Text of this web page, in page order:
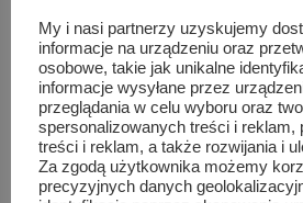
apel poległych.
oddziału Rekonstrukcji
Śmierci, przysięga strzelców Z.S
kwiatów, zakończenie Marszu.
Niedziela
My i nasi partnerzy uzyskujemy
informacje na urządzeniu oraz
osobowe, takie jak unikalne
informacje wysyłane przez
przeglądania w celu wyboru oraz
spersonalizowanych treści i reklam,
treści i reklam, a także rozwijania i
Za zgodą użytkownika możemy
precyzyjnych danych